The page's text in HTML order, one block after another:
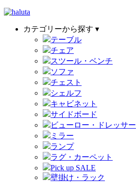
カテゴリーから探す ▾
テーブル
チェア
スツール・ベンチ
ソファ
チェスト
シェルフ
キャビネット
サイドボード
ビューロー・ドレッサー
ミラー
ランプ
ラグ・カーペット
Pick up SALE
壁掛け・ラック